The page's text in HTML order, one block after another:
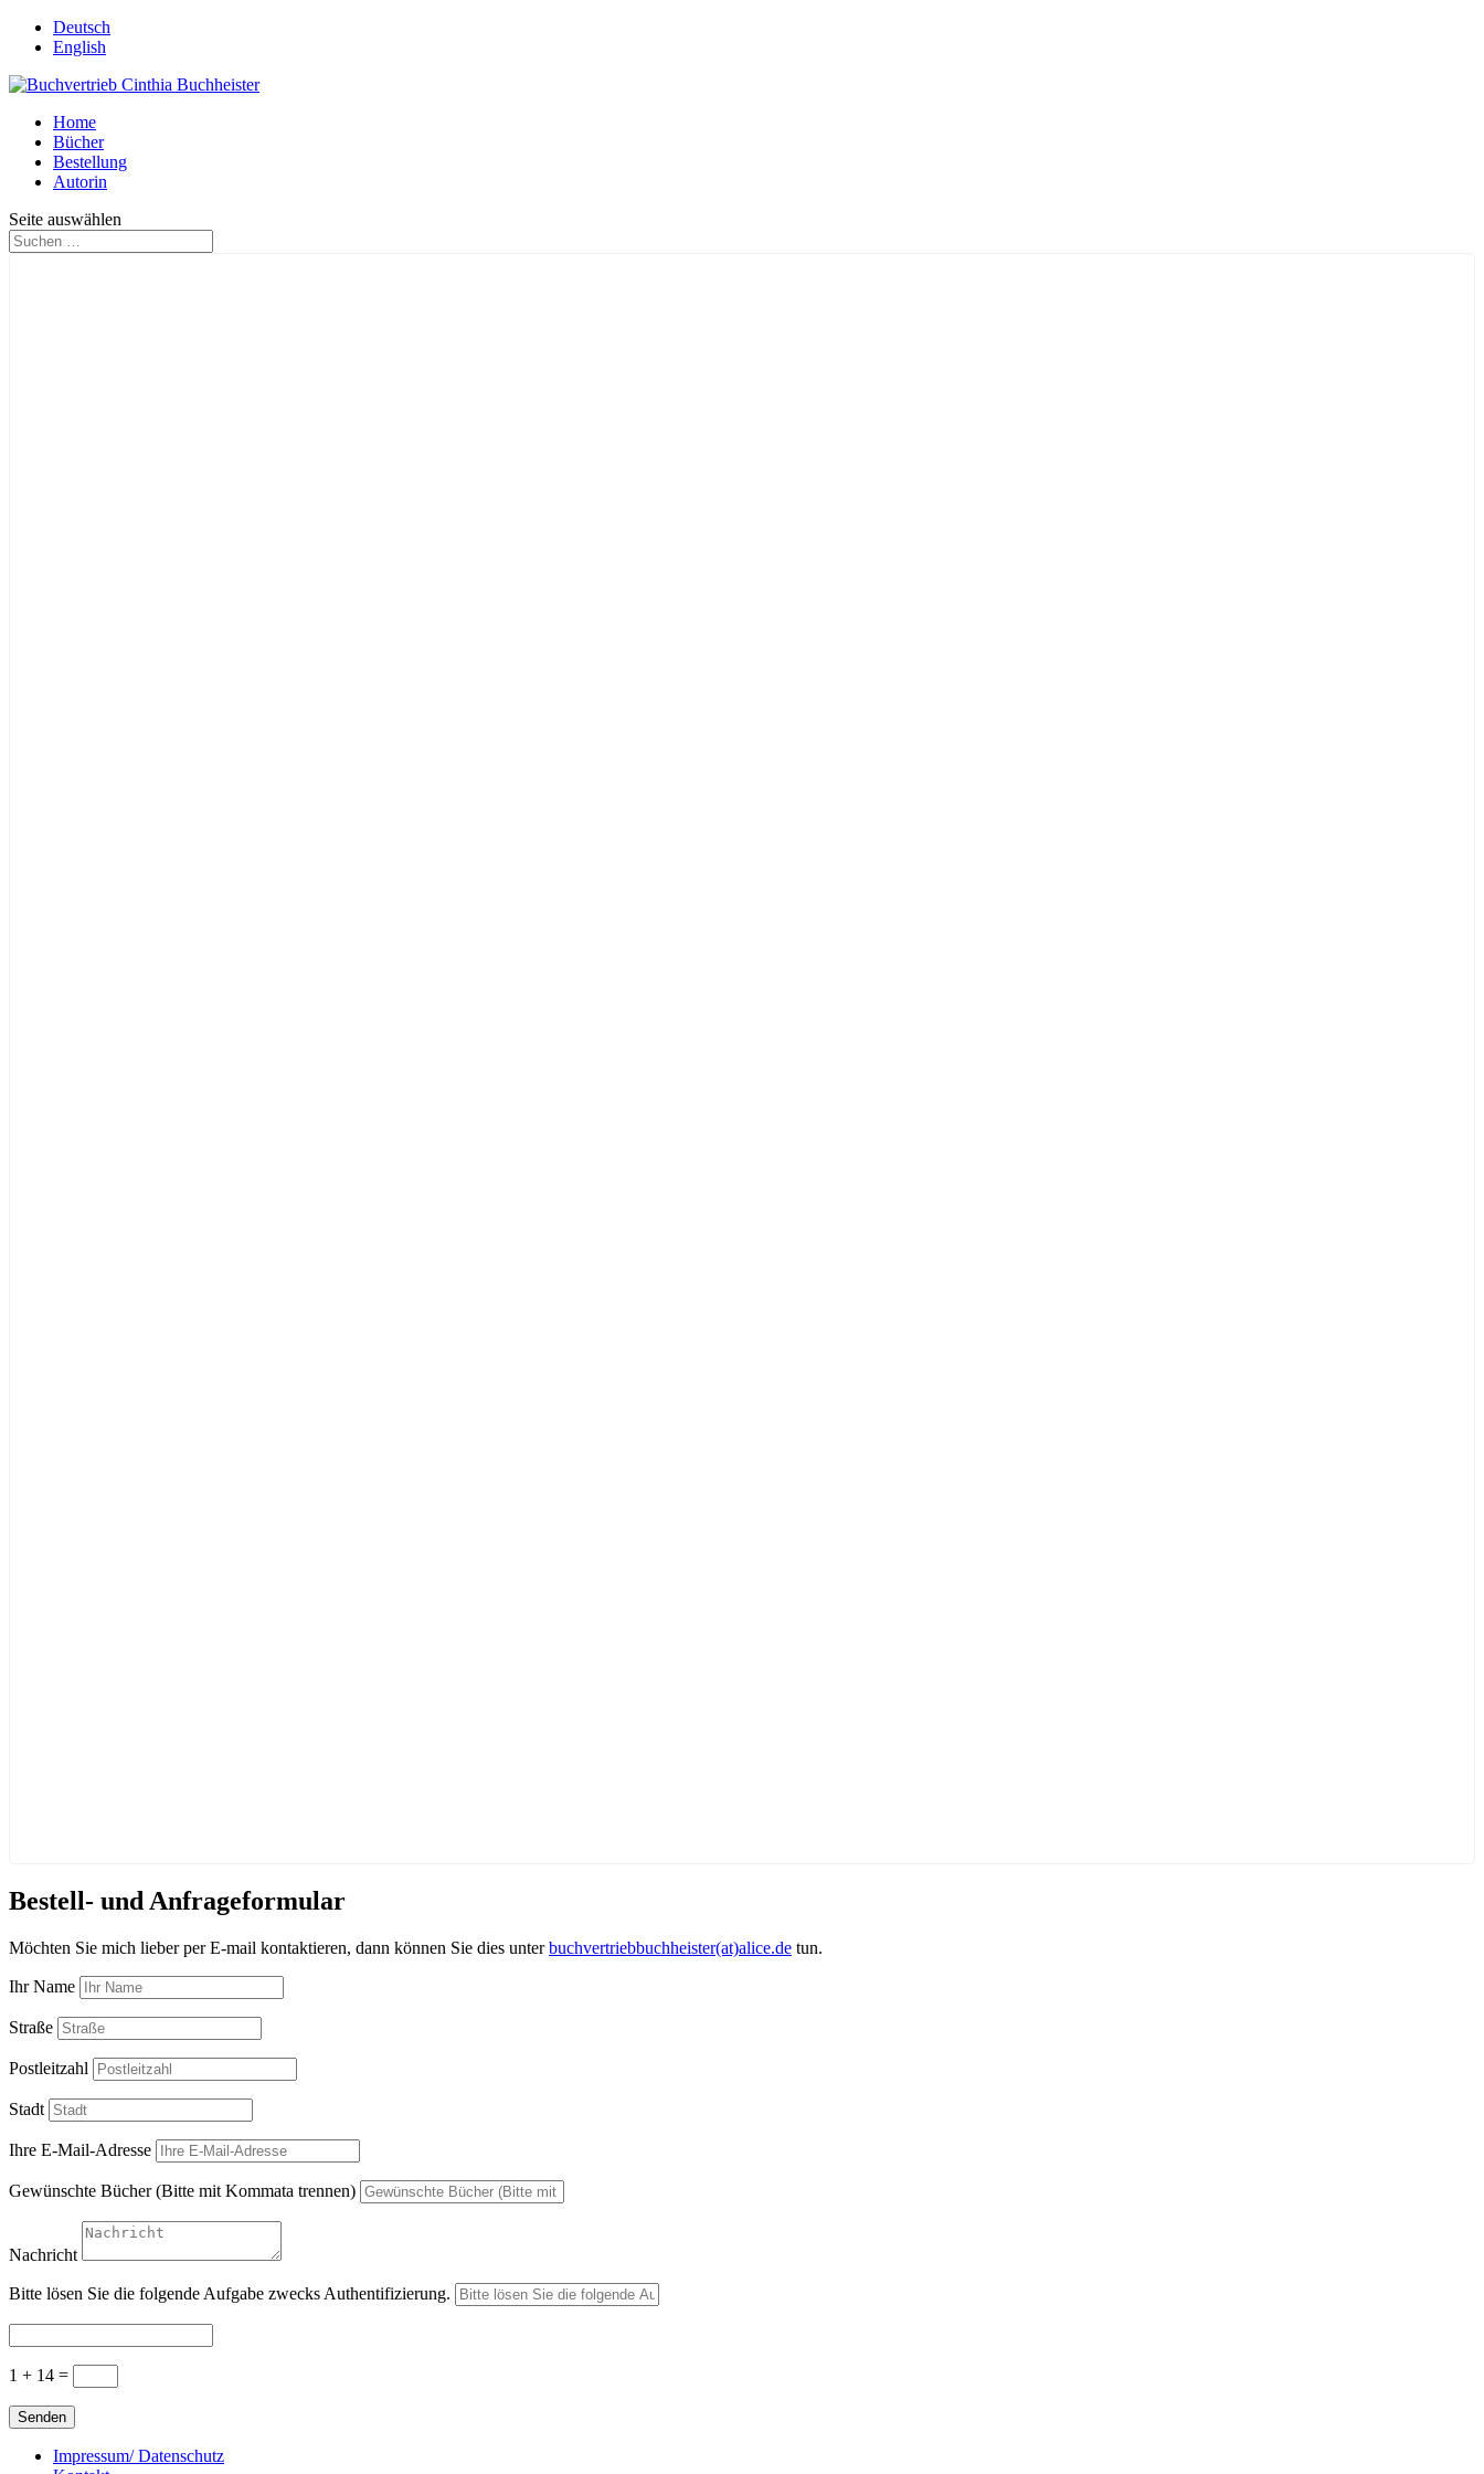
Deutsch
English
Home
Bücher
Bestellung
Autorin
Seite auswählen
Bestell- und Anfrageformular
Möchten Sie mich lieber per E-mail kontaktieren, dann können Sie dies unterbuchvertriebbuchheister(at)alice.de tun.
Ihr Name
Straße
Postleitzahl
Stadt
Ihre E-Mail-Adresse
Gewünschte Bücher (Bitte mit Kommata trennen)
Nachricht
Bitte lösen Sie die folgende Aufgabe zwecks Authentifizierung.
1 + 14 =
Senden
Impressum/ Datenschutz